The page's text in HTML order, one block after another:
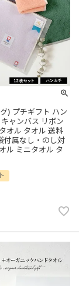
) プチギフト ハン
ャンバス リボン
オル タオル 送料
付属なし・のし対
ル ミニタオル タ